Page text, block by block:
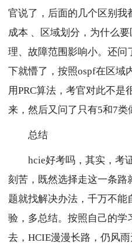
官说了，后面的几个区别我
成本 、区域划分，为什么
理、故障范围影响小。还问
下就懵了，按照ospf在区域
用PRC算法，考官对此不是
来，然后又问了只有5和7类
总结
hcie好考吗，其实，考
刻苦，既然选择走这一条路
题就找解决办法，千万不能
验，多总结。按照自己的学
去，HCIE漫漫长路，仍风